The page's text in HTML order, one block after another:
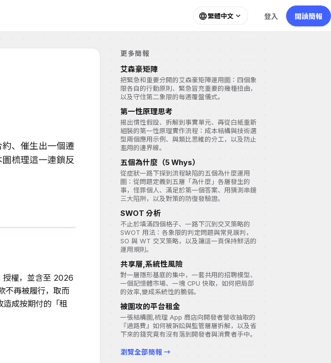
language繁體中文 expand_more 登入 閱讀簡報
、催生出一個遷
梳理這一連鎖反
權，並含至 2026
不再被履行，取而
造成按期付的「租
更多簡報
艾森豪矩陣
把緊急和重要分開的艾森豪矩陣運用圖：四個象
限各自的行動原則、緊急冒充重要的幾種扭曲，
以及守住第二象限的每週覆盤儀式。
第一性原理思考
揭出慣性假設、拆解到事實單元、再從白紙重新
組裝的第一性原理實作流程：成本結構與技術選
型兩個應用示例、與類比思維的分工，以及防止
濫用的邊界線。
五個為什麼（5 Whys）
從症狀一路下探到流程缺陷的五個為什麼運用
圖：從問題定義到五層「為什麼」各層發生的
事，怪罪個人、滿足於第一個答案、用猜測串鏈
三大陷阱，以及對策的防復發驗證。
SWOT 分析
不止於填滿四個格子、一路下沉到交叉策略的
SWOT 用法：各象限的判定問題與常見誤判，
SO 與 WT 交叉策略，以及讓這一頁保持鮮活的
運用規則。
共享層,系統性風險
對一層隱形基底的集中，一套共用的招聘模型、
一個記憶體市場、一塊 CPU 快取，如何把局部
的效率,變成系統性的脆弱。
被圍攻的平台租金
一張結構圖,梳理 App 商店向開發者營收抽取的
『過路費』如何被訴訟與監管層層拆解，以及省
下來的錢究竟有沒有落到開發者與消費者手中。
瀏覽全部簡報 →